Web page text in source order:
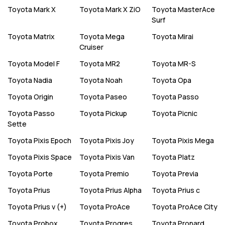
Toyota Mark X Toyota Mark X ZiO Toyota MasterAce
Surf
Toyota Matrix Toyota Mega
Cruiser
Toyota Mirai
Toyota Model F Toyota MR2 Toyota MR-S
Toyota Nadia Toyota Noah Toyota Opa
Toyota Origin Toyota Paseo Toyota Passo
Toyota Passo
Sette
Toyota Pickup Toyota Picnic
Toyota Pixis Epoch Toyota Pixis Joy Toyota Pixis Mega
Toyota Pixis Space Toyota Pixis Van Toyota Platz
Toyota Porte Toyota Premio Toyota Previa
Toyota Prius Toyota Prius Alpha Toyota Prius c
Toyota Prius v (+) Toyota ProAce Toyota ProAce City